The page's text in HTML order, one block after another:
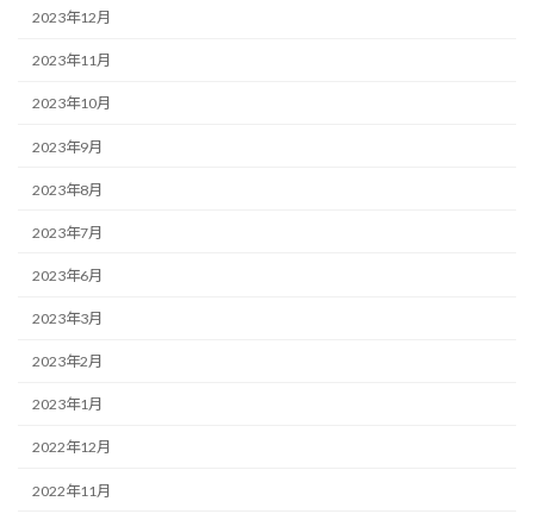
2023年12月
2023年11月
2023年10月
2023年9月
2023年8月
2023年7月
2023年6月
2023年3月
2023年2月
2023年1月
2022年12月
2022年11月